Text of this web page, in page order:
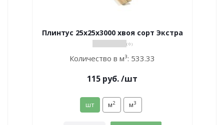
Плинтус 25х25х3000 хвоя сорт Экстра
( 0 )
Количество в м³: 533.33
115 руб./шт
шт м2 м3